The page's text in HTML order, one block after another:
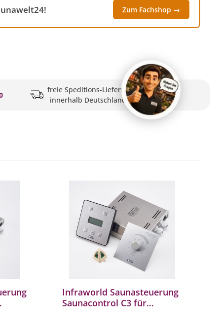
Zum Fachshop →
freie Speditions-Lieferung
innerhalb Deutschlands
Infraworld Saunasteuerung
Saunacontrol C3 für